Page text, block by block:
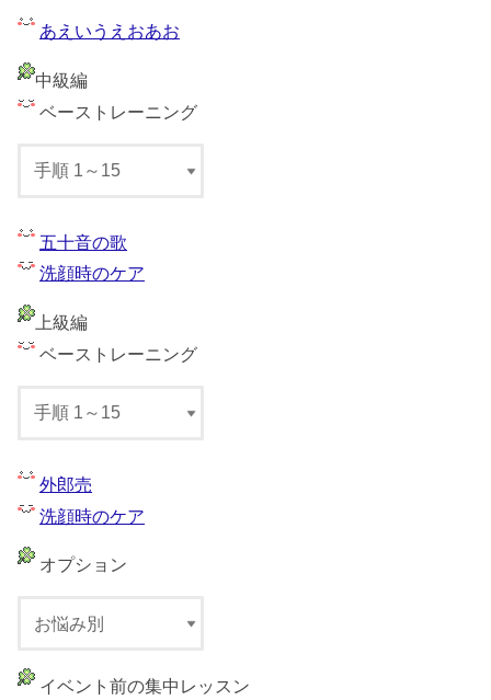
あえいうえおあお
中級編
ベーストレーニング
五十音の歌
洗顔時のケア
上級編
ベーストレーニング
外郎売
洗顔時のケア
オプション
イベント前の集中レッスン